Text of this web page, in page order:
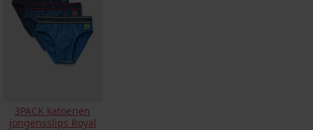
3PACK katoenen
jongensslips Royal